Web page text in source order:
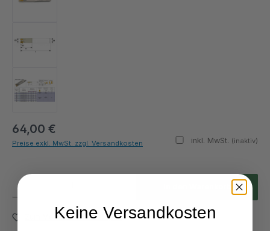
64,00 €
inkl. MwSt. (inaktiv)
Preise exkl. MwSt. zzgl. Versandkosten
Produkt Anzahl: Gib den gewünschten Wert ein oder benutze die Schaltflächen um die
Zum Merkzettel hinzufügen
Keine Versandkosten